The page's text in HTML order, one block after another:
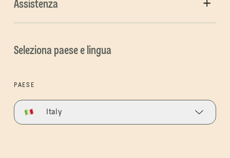
Assistenza
Seleziona paese e lingua
PAESE
Italy